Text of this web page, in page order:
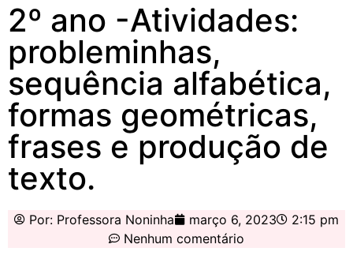
2º ano -Atividades:
probleminhas,
sequência alfabética,
formas geométricas,
frases e produção de
texto.
Por: Professora Noninha março 6, 2023
2:15 pm
Nenhum comentário